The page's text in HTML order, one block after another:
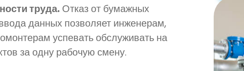
труда. Отказ от бумажных
данных позволяет инженерам,
успевать обслуживать на
за одну рабочую смену.